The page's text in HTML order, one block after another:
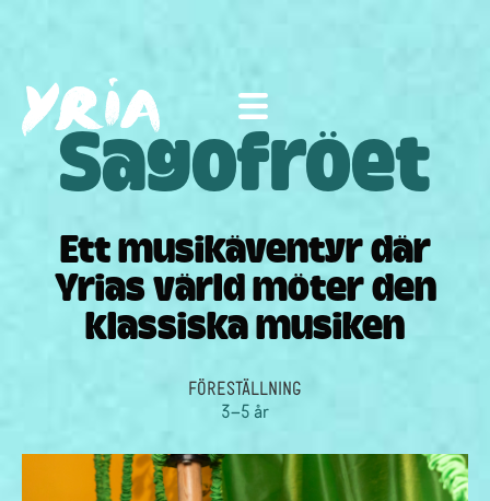
Sagofröet
Ett musikäventyr där
Yrias värld möter den
klassiska musiken
FÖRESTÄLLNING
3–5 år